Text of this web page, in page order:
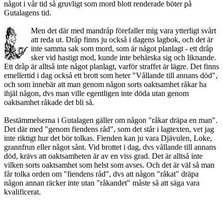
något i vår tid så gruvligt som mord blott renderade böter på
Gutalagens tid.
Men det där med mandråp förefaller mig vara ytterligt svårt
att reda ut. Dråp finns ju också i dagens lagbok, och det är
inte samma sak som mord, som är något planlagt - ett dråp
sker vid hastigt mod, kunde inte behärska sig och liknande.
Ett dråp är alltså inte något planlagt, varför straffet är lägre. Det finns
emellertid i dag också ett brott som heter "Vållande till annans död",
och som innebär att man genom någon sorts oaktsamhet råkar ha
ihjäl någon, dvs man ville egentligen inte döda utan genom
oaktsamhet råkade det bli så.
Bestämmelserna i Gutalagen gäller om någon "råkar dräpa en man".
Det där med "genom fiendens råd", som det står i lagtexten, vet jag
inte riktigt hur det bör tolkas. Fienden kan ju vara Djävulen, Loke,
grannfrun eller något sånt. Vid brottet i dag, dvs vållande till annans
död, krävs att oaktsamheten är av en viss grad. Det är alltså inte
vilken sorts oaktsamhet som helst som avses. Och det är väl så man
får tolka orden om "fiendens råd", dvs att någon "råkat" dräpa
någon annan räcker inte utan "råkandet" måste så att säga vara
kvalificerat.